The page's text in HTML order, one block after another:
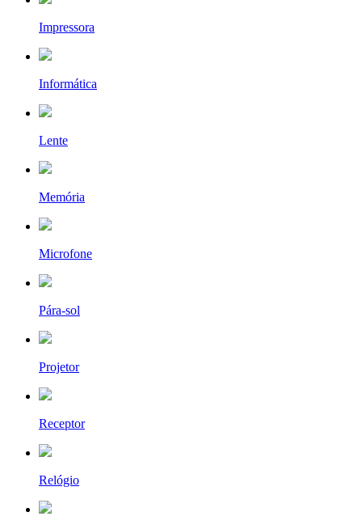
Impressora
Informática
Lente
Memória
Microfone
Pára-sol
Projetor
Receptor
Relógio